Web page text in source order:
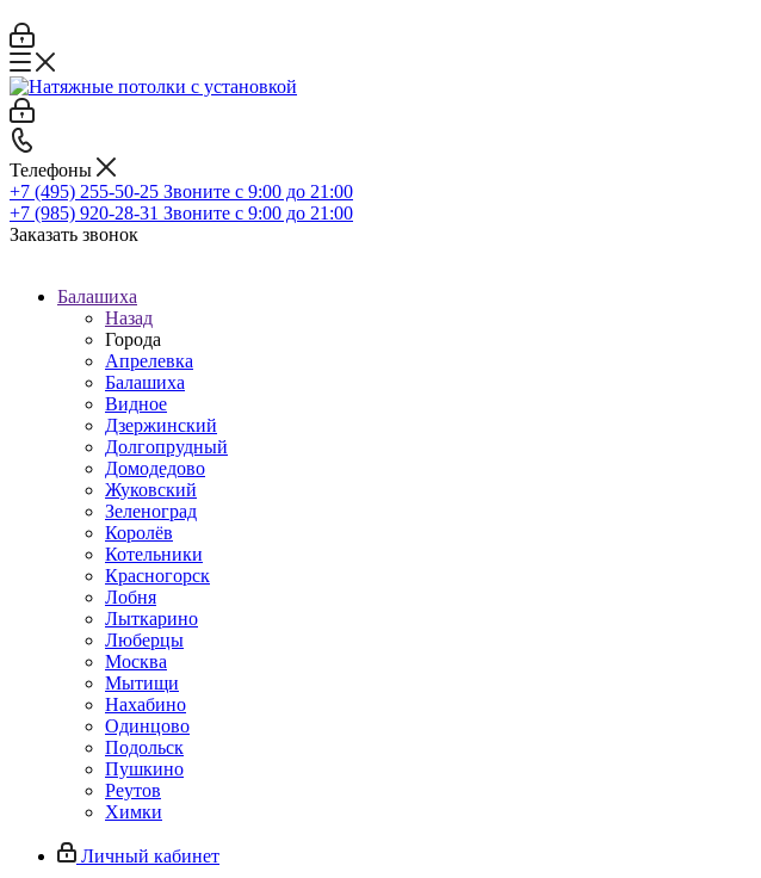
Телефоны
+7 (495) 255-50-25 Звоните с 9:00 до 21:00
+7 (985) 920-28-31 Звоните с 9:00 до 21:00
Заказать звонок
Балашиха
Назад
Города
Апрелевка
Балашиха
Видное
Дзержинский
Долгопрудный
Домодедово
Жуковский
Зеленоград
Королёв
Котельники
Красногорск
Лобня
Лыткарино
Люберцы
Москва
Мытищи
Нахабино
Одинцово
Подольск
Пушкино
Реутов
Химки
Личный кабинет